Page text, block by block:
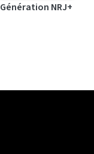
Génération NRJ+